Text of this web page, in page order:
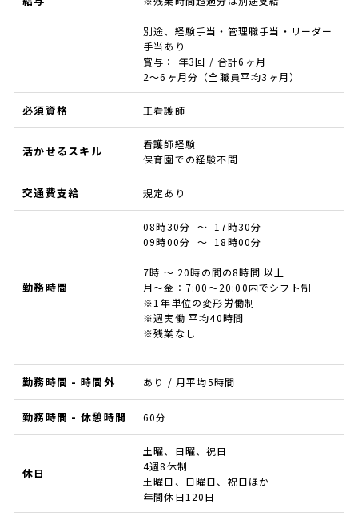
別途、経験手当・管理職手当・リーダー
手当あり
賞与： 年3回 / 合計6ヶ月
2～6ヶ月分（全職員平均3ヶ月）
必須資格 正看護師
活かせるスキル
看護師経験
保育園での経験不問
交通費支給 規定あり
勤務時間
08時30分 ～ 17時30分
09時00分 ～ 18時00分
7時 ～ 20時の間の8時間 以上
月～金：7:00～20:00内でシフト制
※1年単位の変形労働制
※週実働 平均40時間
※残業なし
勤務時間 - 時間外 あり / 月平均5時間
勤務時間 - 休憩時間 60分
休日
土曜、日曜、祝日
4週8休制
土曜日、日曜日、祝日ほか
年間休日120日